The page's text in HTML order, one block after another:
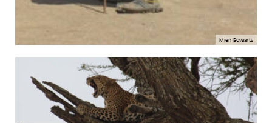
Mien Govaarts